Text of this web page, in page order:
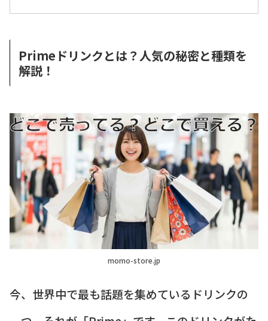
Primeドリンクとは？人気の秘密と種類を
解説！
momo-store.jp
今、世界中で最も話題を集めているドリンクの